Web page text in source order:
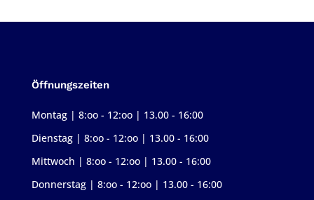
Öffnungszeiten
Montag | 8:oo - 12:oo | 13.00 - 16:00
Dienstag | 8:oo - 12:oo | 13.00 - 16:00
Mittwoch | 8:oo - 12:oo | 13.00 - 16:00
Donnerstag | 8:oo - 12:oo | 13.00 - 16:00